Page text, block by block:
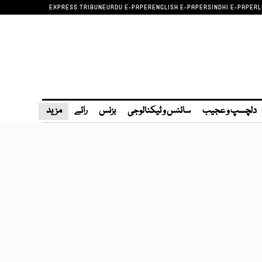
EXPRESS TRIBUNEURDU E-PAPERENGLISH E-PAPERSINDHI E-PAPER
دلچسپ و عجیب سائنس و ٹیکنالوجی بزنس رائے مزید